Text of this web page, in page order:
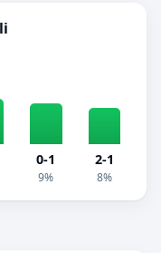
0-1
9%
2-1
8%